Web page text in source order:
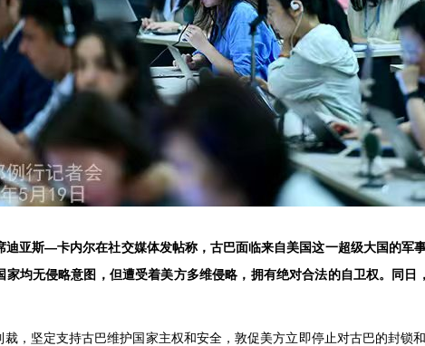
迪亚斯—卡内尔在社交媒体发帖称，古巴面临来自美国这一超级大国的军
均无侵略意图，但遭受着美方多维侵略，拥有绝对合法的自卫权。同
，坚定支持古巴维护国家主权和安全，敦促美方立即停止对古巴的封锁